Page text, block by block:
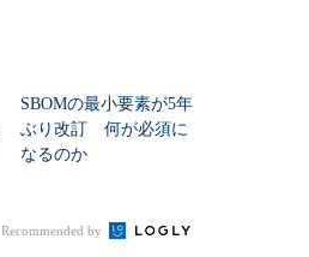
SBOMの最小要素が5年
ぶり改訂 何が必須に
なるのか
Recommended by